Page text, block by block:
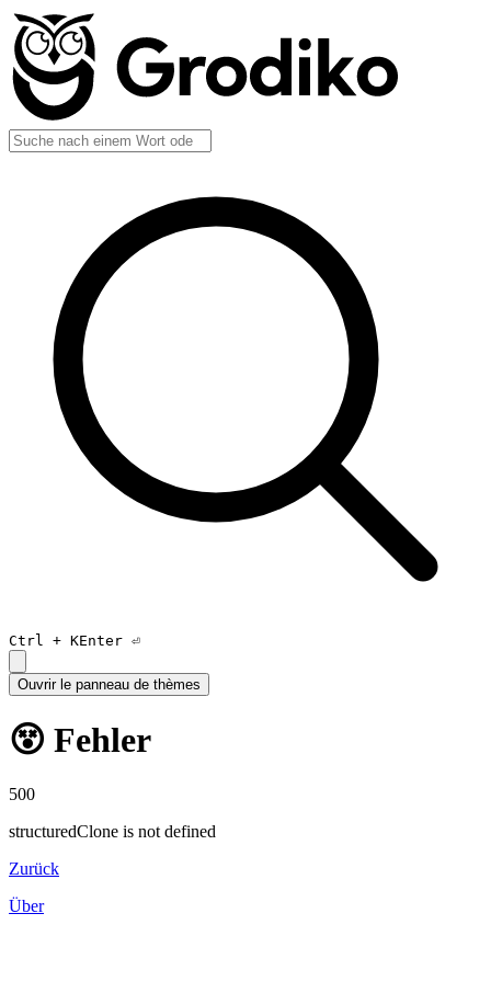
Ctrl + KEnter ⏎
Ouvrir le panneau de thèmes
😵 Fehler
500
structuredClone is not defined
Zurück
Über